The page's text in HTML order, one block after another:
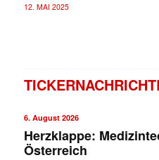
12. MAI 2025
6. August 2026
Herzklappe:
Österreich